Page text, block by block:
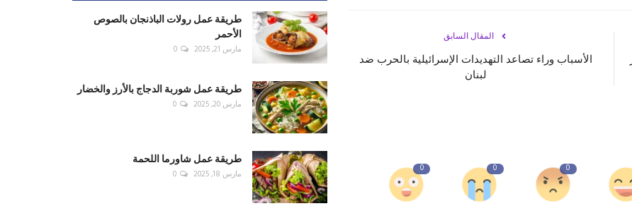
المقال السابق
الأسباب وراء تصاعد التهديدات الإسرائيلية بالحرب ضد
لبنان
0
0
0
طريقة عمل رولات الباذنجان بالصوص
الأحمر
مارس 21, 2025 0
طريقة عمل شوربة الدجاج بالأرز والخضار
مارس 20, 2025 0
طريقة عمل شاورما اللحمة
مارس 18, 2025 0